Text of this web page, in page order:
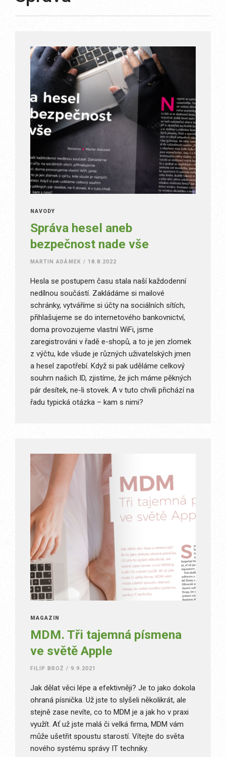
NÁVODY
Správa hesel aneb
bezpečnost nade vše
MARTIN ADÁMEK / 18.8.2022
Hesla se postupem času stala naší každodenní
nedílnou součástí. Zakládáme si mailové
schránky, vytváříme si účty na sociálních sítích,
přihlašujeme se do internetového bankovnictví,
doma provozujeme vlastní WiFi, jsme
zaregistrováni v řadě e-shopů, a to je jen zlomek
z výčtu, kde všude je různých uživatelských jmen
a hesel zapotřebí. Když si pak uděláme celkový
souhrn našich ID, zjistíme, že jich máme pěkných
pár desítek, ne-li stovek. A v tuto chvíli přichází na
řadu typická otázka – kam s nimi?
MAGAZÍN
MDM. Tři tajemná písmena
ve světě Apple
FILIP BROŽ / 9.9.2021
Jak dělat věci lépe a efektivněji? Je to jako dokola
ohraná písnička. Už jste to slyšeli několikrát, ale
stejně zase nevíte, co to MDM je a jak ho v praxi
využít. Ať už jste malá či velká firma, MDM vám
může ušetřit spoustu starostí. Vítejte do světa
nového systému správy IT techniky.